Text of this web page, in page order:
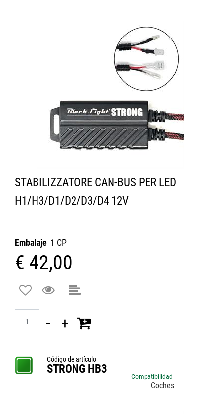
STABILIZZATORE CAN-BUS PER LED
H1/H3/D1/D2/D3/D4 12V
Embalaje 1 CP
€ 42,00
Código de artículo
STRONG HB3
Compatibilidad
Coches